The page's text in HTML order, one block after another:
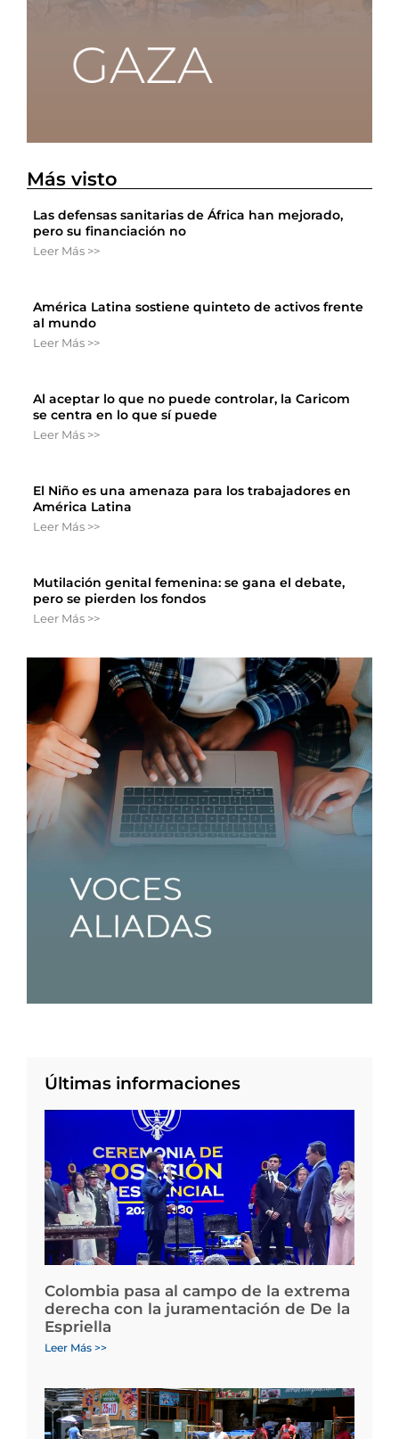
Más visto
Las defensas sanitarias de África han mejorado,
pero su financiación no
Leer Más >>
América Latina sostiene quinteto de activos frente
al mundo
Leer Más >>
Al aceptar lo que no puede controlar, la Caricom
se centra en lo que sí puede
Leer Más >>
El Niño es una amenaza para los trabajadores en
América Latina
Leer Más >>
Mutilación genital femenina: se gana el debate,
pero se pierden los fondos
Leer Más >>
Últimas informaciones
Colombia pasa al campo de la extrema
derecha con la juramentación de De la
Espriella
Leer Más >>